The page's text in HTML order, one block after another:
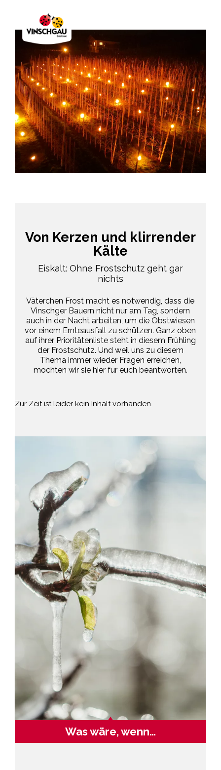
Von Kerzen und klirrender
Kälte
Eiskalt: Ohne Frostschutz geht gar
nichts
Väterchen Frost macht es notwendig, dass die
Vinschger Bauern nicht nur am Tag, sondern
auch in der Nacht arbeiten, um die Obstwiesen
vor einem Ernteausfall zu schützen. Ganz oben
auf ihrer Prioritätenliste steht in diesem Frühling
der Frostschutz. Und weil uns zu diesem
Thema immer wieder Fragen erreichen,
möchten wir sie hier für euch beantworten.
Zur Zeit ist leider kein Inhalt vorhanden.
Was wäre, wenn…